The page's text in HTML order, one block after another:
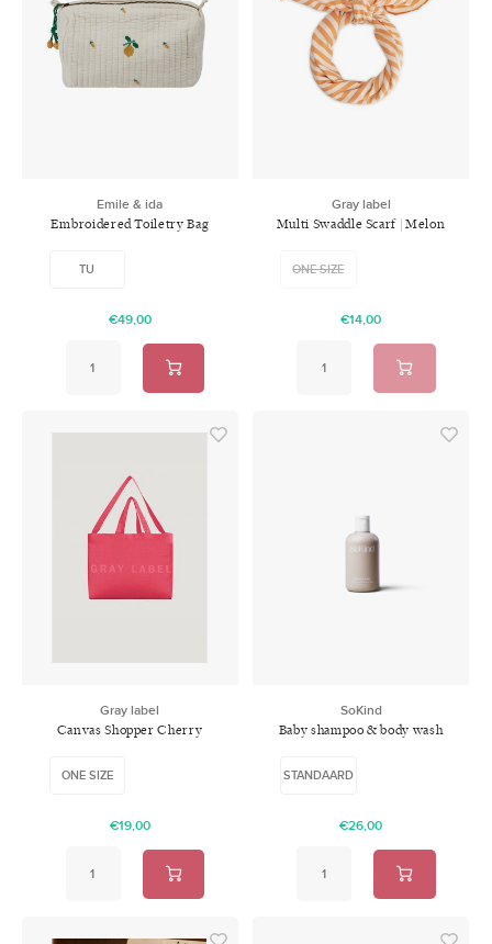
Emile & ida
Embroidered Toiletry Bag
TU
€49,00
Gray label
Multi Swaddle Scarf | Melon
ONE SIZE
€14,00
Gray label
Canvas Shopper Cherry
ONE SIZE
€19,00
SoKind
Baby shampoo & body wash
STANDAARD
€26,00